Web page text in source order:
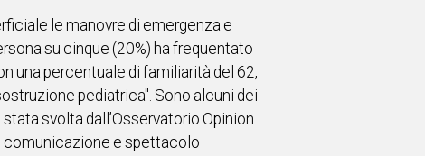
le manovre di emergenza e
su cinque (20%) ha frequentato
una percentuale di familiarità del 62,
pediatrica". Sono alcuni dei
svolta dall’Osservatorio Opinion
comunicazione e spettacolo